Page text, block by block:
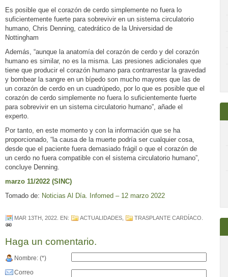
Es posible que el corazón de cerdo simplemente no fuera lo
suficientemente fuerte para sobrevivir en un sistema circulatorio
humano, Chris Denning, catedrático de la Universidad de
Nottingham
Además, “aunque la anatomía del corazón de cerdo y del corazón
humano es similar, no es la misma. Las presiones adicionales que
tiene que producir el corazón humano para contrarrestar la gravedad
y bombear la sangre en un bípedo son mucho mayores que las de
un corazón de cerdo en un cuadrúpedo, por lo que es posible que el
corazón de cerdo simplemente no fuera lo suficientemente fuerte
para sobrevivir en un sistema circulatorio humano”, añade el
experto.
Por tanto, en este momento y con la información que se ha
proporcionado, “la causa de la muerte podría ser cualquier cosa,
desde que el paciente fuera demasiado frágil o que el corazón de
un cerdo no fuera compatible con el sistema circulatorio humano”,
concluye Denning.
marzo 11/2022 (SINC)
Tomado de: Noticias Al Día. Infomed – 12 marzo 2022
MAR 13TH, 2022 . EN: ACTUALIDADES TRASPLANTE CARDÍACO
Haga un comentario.
Nombre: (*)
Correo